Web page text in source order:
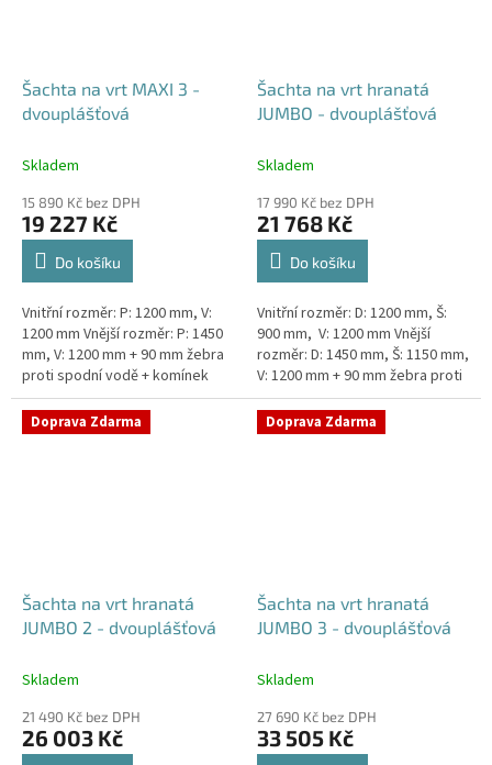
Šachta na vrt MAXI 3 -
dvouplášťová
Skladem
15 890 Kč bez DPH
19 227 Kč
Do košíku
Vnitřní rozměr: P: 1200 mm, V:
1200 mm Vnější rozměr: P: 1450
mm, V: 1200 mm + 90 mm žebra
proti spodní vodě + komínek
Dvouplášťová vodoměrná šachta
- vhodná do míst...
Šachta na vrt hranatá
JUMBO - dvouplášťová
Skladem
17 990 Kč bez DPH
21 768 Kč
Do košíku
Vnitřní rozměr: D: 1200 mm, Š:
900 mm, V: 1200 mm Vnější
rozměr: D: 1450 mm, Š: 1150 mm,
V: 1200 mm + 90 mm žebra proti
spodní vodě + komínek
Dvouplášťová...
Doprava Zdarma
Šachta na vrt hranatá
JUMBO 2 - dvouplášťová
Skladem
21 490 Kč bez DPH
26 003 Kč
Doprava Zdarma
Šachta na vrt hranatá
JUMBO 3 - dvouplášťová
Skladem
27 690 Kč bez DPH
33 505 Kč